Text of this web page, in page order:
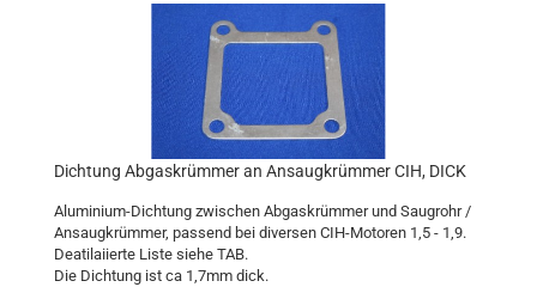
Dichtung Abgaskrümmer an Ansaugkrümmer CIH, DICK
Aluminium-Dichtung zwischen Abgaskrümmer und Saugrohr /
Ansaugkrümmer, passend bei diversen CIH-Motoren 1,5 - 1,9.
Deatilaiierte Liste siehe TAB.
Die Dichtung ist ca 1,7mm dick.